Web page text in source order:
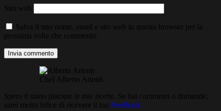
Sito web
Salva il mio nome, email e sito web in questo browser per la
prossima volta che commento.
Chef Alberto Arienti
Spero ti siano piaciute le mie ricette. Se hai commenti o domande,
sarei molto felice di ricevere il tuo Feedback